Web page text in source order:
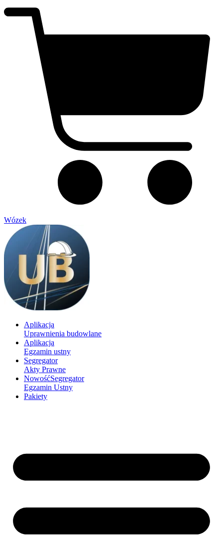
Wózek
Aplikacja
Uprawnienia budowlane
Aplikacja
Egzamin ustny
Segregator
Akty Prawne
NowośćSegregator
Egzamin Ustny
Pakiety